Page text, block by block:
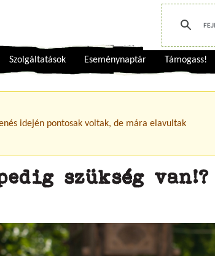
Szolgáltatások Eseménynaptár Támogass!
idején pontosak voltak, de mára elavultak
szükség van!?